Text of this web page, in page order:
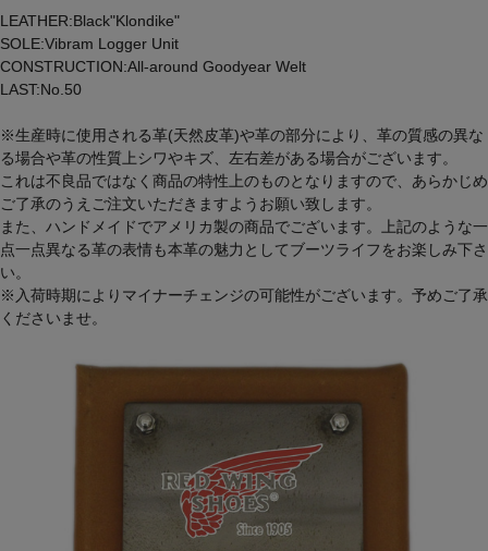
LEATHER:Black"Klondike"
SOLE:Vibram Logger Unit
CONSTRUCTION:All-around Goodyear Welt
LAST:No.50
※生産時に使用される革(天然皮革)や革の部分により、革の質感の異な
る場合や革の性質上シワやキズ、左右差がある場合がございます。
これは不良品ではなく商品の特性上のものとなりますので、あらかじめ
ご了承のうえご注文いただきますようお願い致します。
また、ハンドメイドでアメリカ製の商品でございます。上記のような一
点一点異なる革の表情も本革の魅力としてブーツライフをお楽しみ下さ
い。
※入荷時期によりマイナーチェンジの可能性がございます。予めご了承
くださいませ。